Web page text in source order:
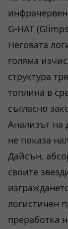
G-HAT
Неговата
голяма
структура
топлина в
съгласно
Анализът на
не показа
Дайсън,
своите
логистичен
преработка